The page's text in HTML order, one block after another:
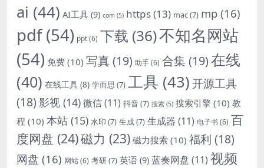
ai (44) AI工具 (9) com (5) https(13) mac(7) mp (16)
pdf(54) ppt(6) 下载 (36)不知名网站
(54) 免费 (10) 写真 (19) 助手(6) 合集 (19)在线
(40) 在线工具 (8) 学而思 (7) 工具 (43)开源工具
(18) 影视 (14)微信(11) 抖音(7) 搜索 (5) 搜索引擎 (10) 教
程 (10) 本站 (15) 水印 (7) 生成(7) 生成器 (11) 电子书(6) 百
度网盘 (24)磁力 (23) 磁力搜索 (10) 福利 (18)
网盘 (16) 网站(6) 考研(7) 英语 (9) 蓝奏网盘 (11) 视频